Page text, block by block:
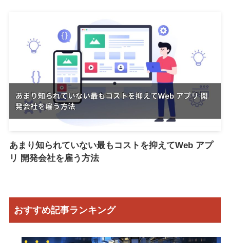
あまり知られていない最もコストを抑えてWeb アプ
リ 開発会社を雇う方法
おすすめ記事ランキング